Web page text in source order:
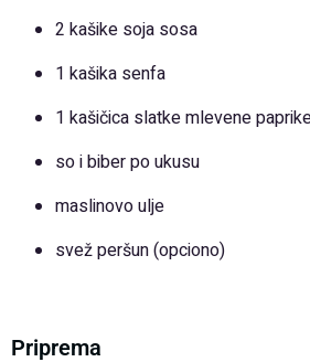
2 kašike soja sosa
1 kašika senfa
1 kašičica slatke mlevene
so i biber po ukusu
maslinovo ulje
svež peršun (opciono)
Priprema